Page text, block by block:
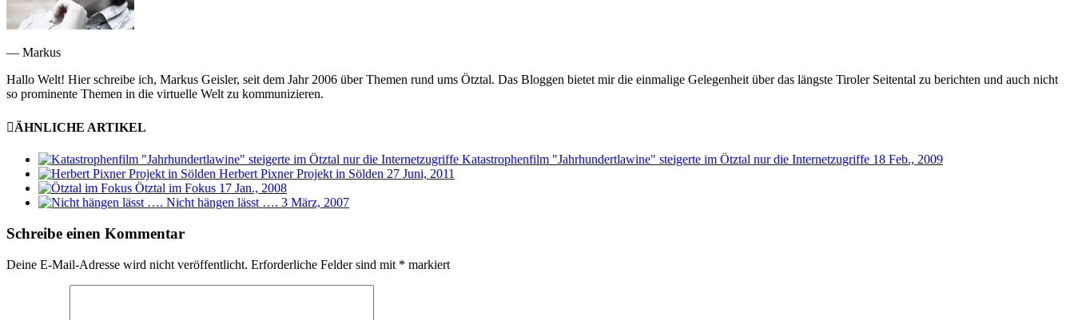
— Markus
Hallo Welt! Hier schreibe ich, Markus Geisler, seit dem Jahr 2006 über Themen rund ums Ötztal. Das Bloggen bietet mir die einmalige Gelegenheit über das längste Tiroler Seitental zu berichten und auch nicht
so prominente Themen in die virtuelle Welt zu kommunizieren.
ÄHNLICHE ARTIKEL
Katastrophenfilm "Jahrhundertlawine" steigerte im Ötztal nur die Internetzugriffe 18 Feb., 2009
Herbert Pixner Projekt in Sölden 27 Juni, 2011
Ötztal im Fokus 17 Jan., 2008
Nicht hängen lässt …. 3 März, 2007
Schreibe einen Kommentar
Deine E-Mail-Adresse wird nicht veröffentlicht. Erforderliche Felder sind mit * markiert